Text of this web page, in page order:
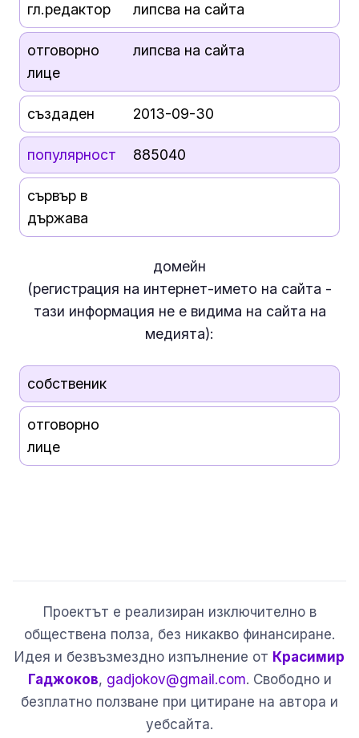
гл.редактор липсва на сайта
отговорно
лице
липсва на сайта
създаден 2013-09-30
популярност 885040
сървър в
държава
домейн
(регистрация на интернет-името на сайта -
тази информация не евидима на сайта на
медията):
собственик
отговорно
лице
Проектът е реализиран изключително в
обществена полза, без никакво финансиране.
Идея и безвъзмездно изпълнение от Красимир
Гаджоков, gadjokov@gmail.com. Свободно и
безплатно ползване при цитиране на автора и
уебсайта.